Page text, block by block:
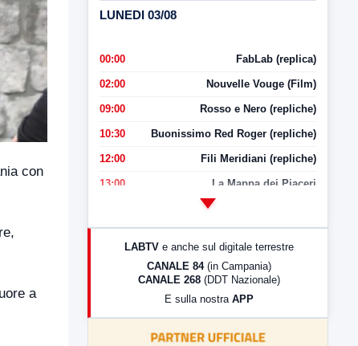
con
a
LUNEDI 03/08
00:00 FabLab (replica)
02:00 Nouvelle Vouge (Film)
09:00 Rosso e Nero (repliche)
10:30 Buonissimo Red Roger (repliche)
12:00 Fili Meridiani (repliche)
13:00 La Mappa dei Piaceri
LabNews (Diretta)
LabNews (replica)
LABTV e anche sul digitale terrestre
CANALE 84 (in Campania)
CANALE 268 (DDT Nazionale)
E sulla nostra APP